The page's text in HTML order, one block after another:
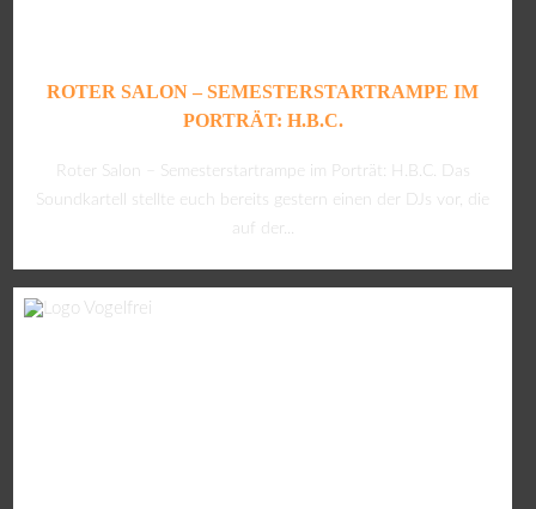
ROTER SALON – SEMESTERSTARTRAMPE IM
PORTRÄT: H.B.C.
Roter Salon – Semesterstartrampe im Porträt: H.B.C. Das
Soundkartell stellte euch bereits gestern einen der DJs vor, die
auf der...